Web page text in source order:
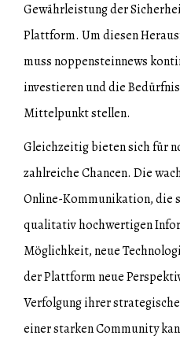
Gewährleistung der
Plattform. Um diesen
muss noppensteinnews
investieren und die
Mittelpunkt stellen.
Gleichzeitig bieten sich für
zahlreiche Chancen. Die
Online-Kommunikation, die
qualitativ hochwertigen
Möglichkeit, neue
der Plattform neue
Verfolgung ihrer
einer starken Community